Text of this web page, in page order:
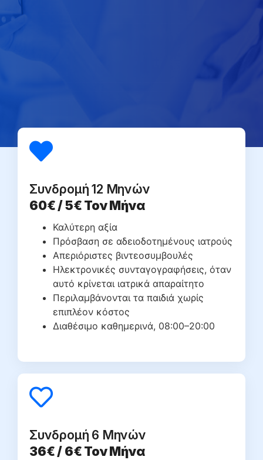
Συνδρομή 12 Μηνών
60€ / 5€ Τον Μήνα
Καλύτερη αξία
Πρόσβαση σε αδειοδοτημένους ιατρούς
Απεριόριστες βιντεοσυμβουλές
Ηλεκτρονικές συνταγογραφήσεις, όταν
αυτό κρίνεται ιατρικά απαραίτητο
Περιλαμβάνονται τα παιδιά χωρίς
επιπλέον κόστος
Διαθέσιμο καθημερινά, 08:00–20:00
Συνδρομή 6 Μηνών
36€ / 6€ Τον Μήνα